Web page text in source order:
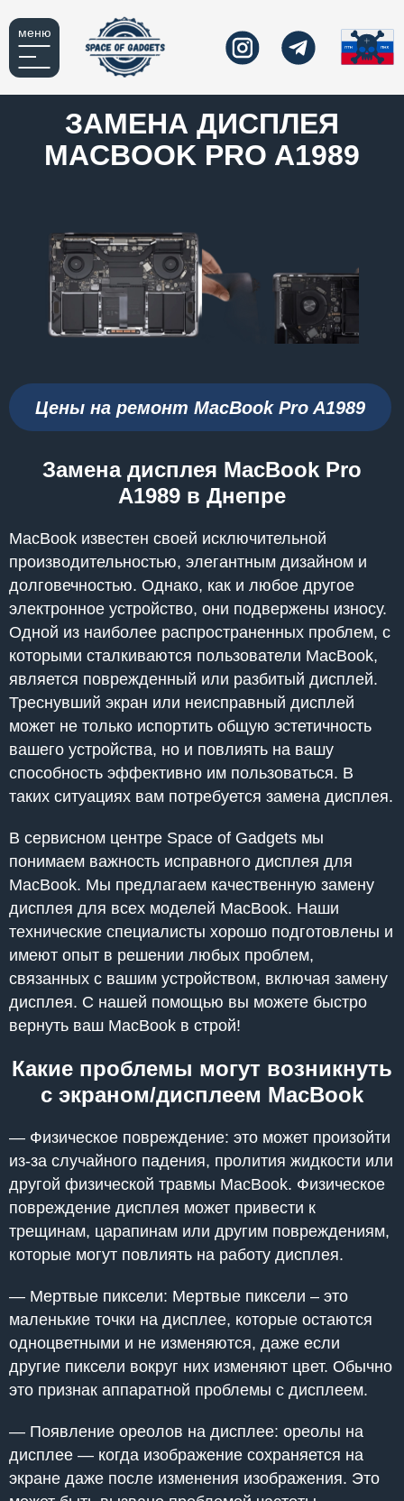
меню
ЗАМЕНА ДИСПЛЕЯ
MACBOOK PRO A1989
Цены на ремонт MacBook Pro A1989
Замена дисплея MacBook Pro
A1989 в Днепре
MacBook известен своей исключительной
производительностью, элегантным дизайном и
долговечностью. Однако, как и любое другое
электронное устройство, они подвержены износу.
Одной из наиболее распространенных проблем, с
которыми сталкиваются пользователи MacBook,
является поврежденный или разбитый дисплей.
Треснувший экран или неисправный дисплей
может не только испортить общую эстетичность
вашего устройства, но и повлиять на вашу
способность эффективно им пользоваться. В
таких ситуациях вам потребуется замена дисплея.
В сервисном центре Space of Gadgets мы
понимаем важность исправного дисплея для
MacBook. Мы предлагаем качественную замену
дисплея для всех моделей MacBook. Наши
технические специалисты хорошо подготовлены и
имеют опыт в решении любых проблем,
связанных с вашим устройством, включая замену
дисплея. С нашей помощью вы можете быстро
вернуть ваш MacBook в строй!
Какие проблемы могут возникнуть
с экраном/дисплеем MacBook
— Физическое повреждение: это может произойти
из-за случайного падения, пролития жидкости или
другой физической травмы MacBook. Физическое
повреждение дисплея может привести к
трещинам, царапинам или другим повреждениям,
которые могут повлиять на работу дисплея.
— Мертвые пиксели: Мертвые пиксели – это
маленькие точки на дисплее, которые остаются
одноцветными и не изменяются, даже если
другие пиксели вокруг них изменяют цвет. Обычно
это признак аппаратной проблемы с дисплеем.
— Появление ореолов на дисплее: ореолы на
дисплее — когда изображение сохраняется на
экране даже после изменения изображения. Это